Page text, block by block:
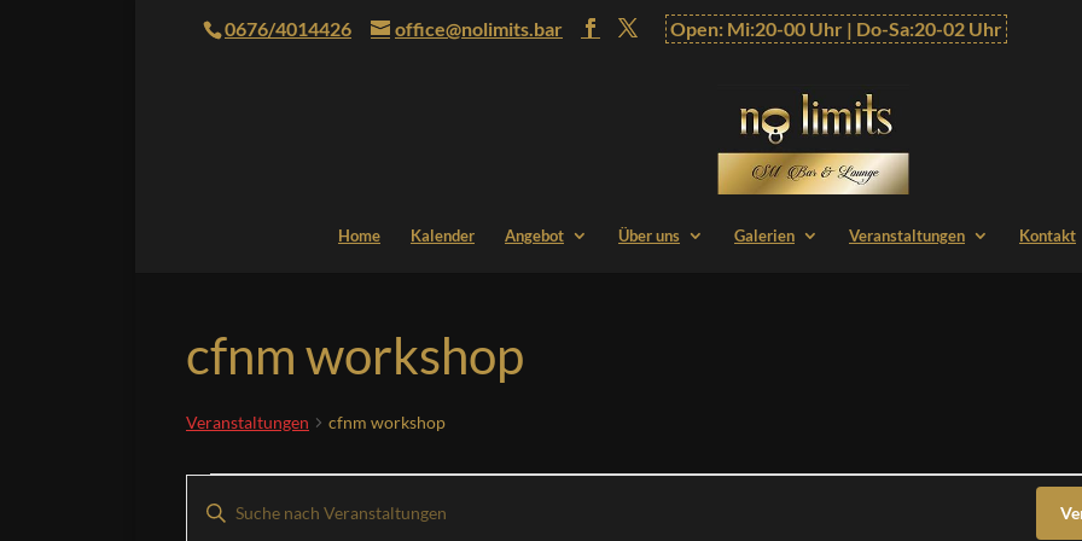
0676/4014426 office@nolimits.bar Open: Mi:20-00 Uhr | Do-Sa:20-02 Uhr
Home Kalender Angebot Über uns Galerien Veranstaltungen Kontakt
cfnm workshop
Veranstaltungen cfnm workshop
Suche
Bitte